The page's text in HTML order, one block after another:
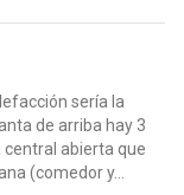
sería la
de arriba hay 3
central abierta que
(comedor y...